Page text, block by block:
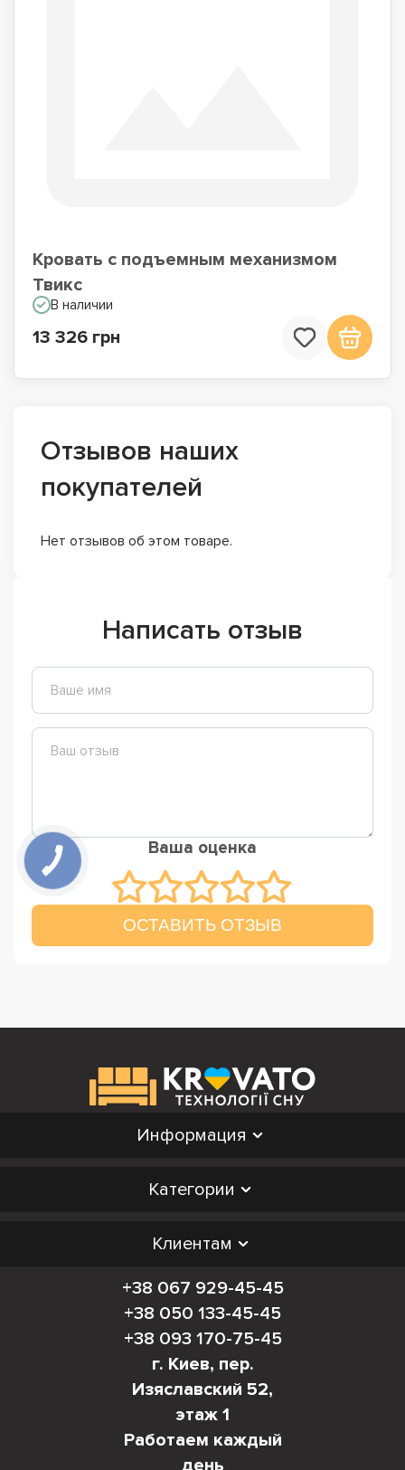
Кровать с подъемным механизмом
Твикс
В наличии
13 326 грн
Отзывов наших
покупателей
Нет отзывов об этом товаре.
Написать отзыв
Ваша оценка
ОСТАВИТЬ ОТЗЫВ
Информация
Категории
Клиентам
+38 067 929-45-45
+38 050 133-45-45
+38 093 170-75-45
г. Киев, пер.
Изяславский 52,
этаж 1
Работаем каждый
день